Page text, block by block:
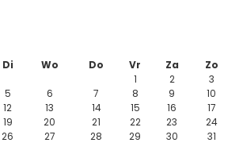
Di Wo Do Vr Za
Zo
1 2
3
5 6 7 8 9
10
12 13 14 15 16
17
19 20 21 22 23
24
26 27 28 29 30 31